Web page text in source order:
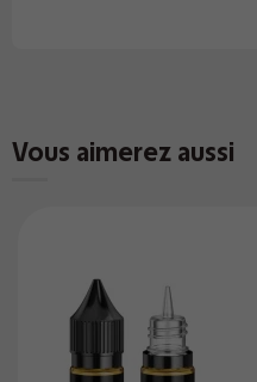
Vous aimerez aussi